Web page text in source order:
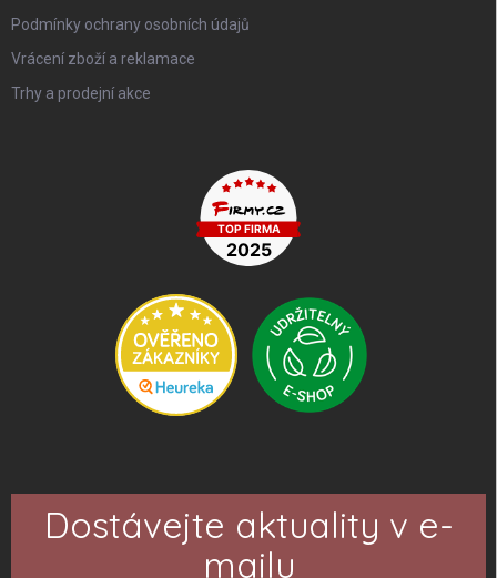
Podmínky ochrany osobních údajů
Vrácení zboží a reklamace
Trhy a prodejní akce
Dostávejte aktuality v e-
mailu